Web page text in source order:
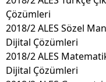
Çözümleri
2018/2 ALES Sözel
Dijital Çözümleri
2018/2 ALES
Dijital Çözümleri